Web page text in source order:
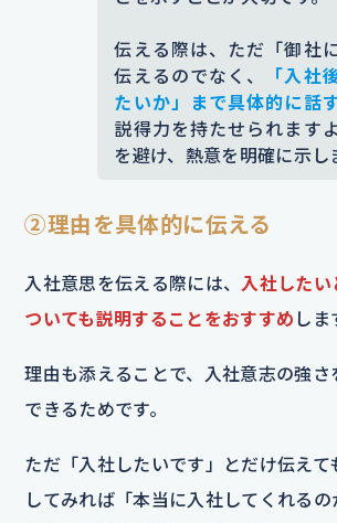
伝える際は、ただ「御社
伝えるのでなく、
「入社
たいか」まで具体的に話
説得力を持たせられます
を避け、熱意を明確に示し
②理由を具体的に伝える
入社意思を伝える際には、 入社した
ついても説明することをおすすめ しま
理由も添えることで、入社意志の強さ
できるためです。
ただ「入社したいです」とだけ伝えて
してみれば「本当に入社してくれるの